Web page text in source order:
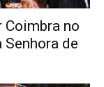
no
de